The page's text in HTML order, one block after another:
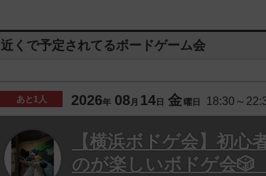
近くで予定されてるボードゲーム会
あと 1人 2026年 08 月 14 日 金 曜日 18:30～
【横浜ボドゲ会】初心
のが楽しいボドゲ会